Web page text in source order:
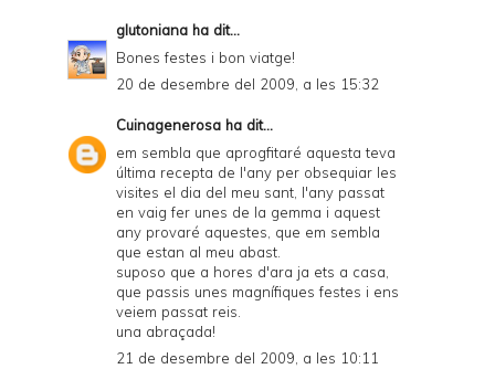
glutoniana ha dit...
Bones festes i bon viatge!
20 de desembre del 2009, a les 15:32
Cuinagenerosa ha dit...
em sembla que aprogfitaré aquesta teva
última recepta de l'any per obsequiar les
visites el dia del meu sant, l'any passat
en vaig fer unes de la gemma i aquest
any provaré aquestes, que em sembla
que estan al meu abast.
suposo que a hores d'ara ja ets a casa,
que passis unes magnífiques festes i ens
veiem passat reis.
una abraçada!
21 de desembre del 2009, a les 10:11